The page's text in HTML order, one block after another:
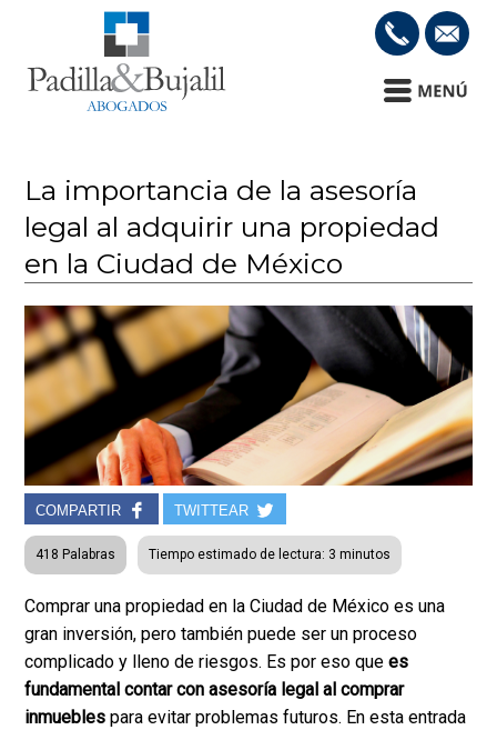
La importancia de la asesoría
legal al adquirir una propiedad
en la Ciudad de México
COMPARTIR TWITTEAR
418 Palabras Tiempo estimado de lectura: 3 minutos
Comprar una propiedad en la Ciudad de México es una
gran inversión, pero también puede ser un proceso
complicado y lleno de riesgos. Es por eso quees
fundamental contar con asesoría legal al comprar
inmuebles para evitar problemas futuros. En esta entrada